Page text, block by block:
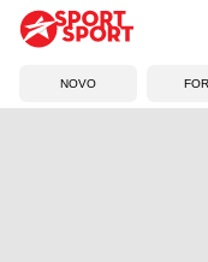
NOVO